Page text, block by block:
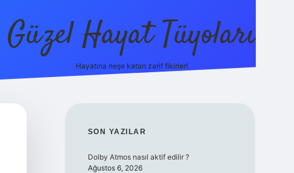
Güzel Hayat Tüyoları
Hayatına neşe katan zarif fikirler!
SIDEBAR
SON YAZILAR
Dolby Atmos nasıl aktif edilir ?
Ağustos 6, 2026